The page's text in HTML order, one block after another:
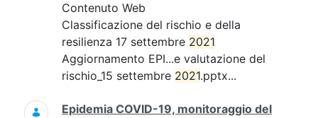
Contenuto Web
Classificazione del rischio e della
resilienza 17 settembre 2021
Aggiornamento EPI...e valutazione del
rischio_15 settembre 2021.pptx...
Epidemia COVID-19, monitoraggio del